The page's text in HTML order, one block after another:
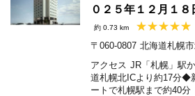
０２５年１２月１８
約 0.73 km
〒060-0807 北海道札幌
アクセス JR「札幌」駅
道札幌北ICより約17分◆
ートで札幌駅まで約40分